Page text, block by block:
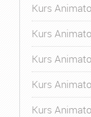
Kurs
Kurs
Kurs
Kurs
Kurs